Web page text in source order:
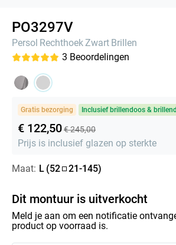
PO3297V
Persol RechthoekZwart Brillen
3 Beoordelingen
Gratis bezorging Inclusief brillendoos &
€ 122,50€ 245,00
Prijs is inclusief glazen op sterkte
Maat: L (52 21-145)
Dit montuur is uitverkocht
Meld je aan om een notificatie
product op voorraad is.